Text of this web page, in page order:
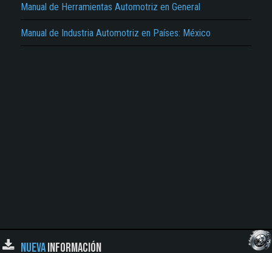
Manual de Herramientas Automotriz en General
Manual de Industria Automotriz en Países: México
NUEVAINFORMACIÓN
No carga o no se visualiza el contenido.
Reportar otro tipo de error...